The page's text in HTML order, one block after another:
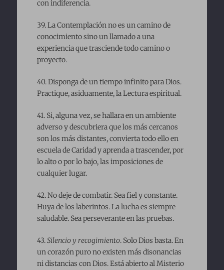
con indiferencia.
39. La Contemplación no es un camino de
conocimiento sino un llamado a una
experiencia que trasciende todo camino o
proyecto.
40. Disponga de un tiempo infinito para Dios.
Practique, asiduamente, la Lectura espiritual.
41. Si, alguna vez, se hallara en un ambiente
adverso y descubriera que los más cercanos
son los más distantes, convierta todo ello en
escuela de Caridad y aprenda a trascender, por
lo alto o por lo bajo, las imposiciones de
cualquier lugar.
42. No deje de combatir. Sea fiel y constante.
Huya de los laberintos. La lucha es siempre
saludable. Sea perseverante en las pruebas.
43.Silencio y recogimiento. Solo Dios basta. En
un corazón puro no existen más disonancias
ni distancias con Dios. Está abierto al Misterio